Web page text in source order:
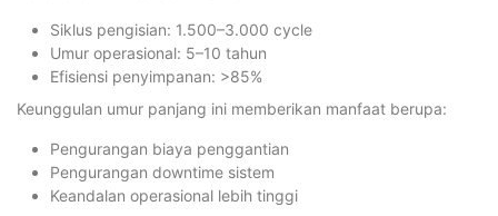
Siklus pengisian: 1.500–3.000 cycle
Umur operasional: 5–10 tahun
Efisiensi penyimpanan: >85%
Keunggulan umur panjang ini memberikan manfaat berupa:
Pengurangan biaya penggantian
Pengurangan downtime sistem
Keandalan operasional lebih tinggi